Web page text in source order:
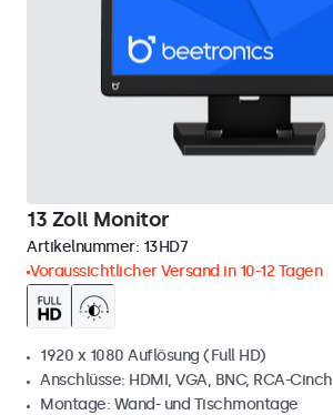
13 Zoll Monitor
Artikelnummer: 13HD7
Voraussichtlicher Versand in 10-12 Tagen
1920 x 1080 Auflösung (Full HD)
Anschlüsse: HDMI, VGA, BNC, RCA-Cinch
Montage: Wand- und Tischmontage